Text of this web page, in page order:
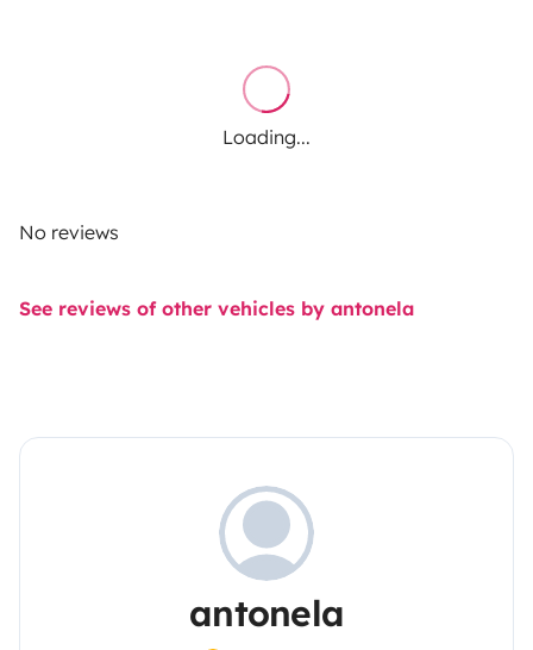
Loading...
No reviews
See reviews of other vehicles by antonela
antonela